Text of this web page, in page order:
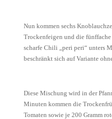
Nun kommen sechs
Trockenfeigen und die
scharfe Chili „peri peri“ unters
beschränkt sich auf Variante
Diese Mischung wird in der
Minuten kommen die
Tomaten sowie je 200 Gramm